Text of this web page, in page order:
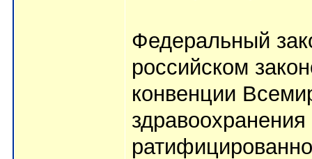
Федеральный
российском
конвенции